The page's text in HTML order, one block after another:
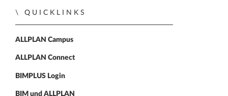
QUICKLINKS
ALLPLAN Campus
ALLPLAN Connect
BIMPLUS Login
BIM und ALLPLAN